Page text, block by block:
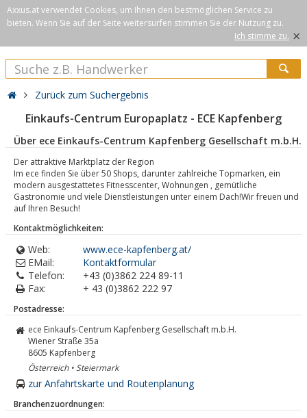
Axxus.at verwendet Cookies, um Ihnen den bestmöglichen Service zu
bieten. Wenn Sie auf der Seite weitersurfen stimmen Sie der Nutzung zu.
Ich stimme zu. ×
Zurück zum Suchergebnis
Einkaufs-Centrum Europaplatz - ECE Kapfenberg
Über ece Einkaufs-Centrum Kapfenberg Gesellschaft m.b.H.
Der attraktive Marktplatz der Region
Im ece finden Sie über 50 Shops, darunter zahlreiche Topmarken, ein
modern ausgestattetes Fitnesscenter, Wohnungen , gemütliche
Gastronomie und viele Dienstleistungen unter einem Dach!Wir freuen und
auf Ihren Besuch!
Kontaktmöglichkeiten:
Web:
www.ece-kapfenberg.at/
EMail:
Kontaktformular
Telefon:
+43 (0)3862 224 89-11
Fax:
+ 43 (0)3862 222 97
Postadresse:
ece Einkaufs-Centrum Kapfenberg Gesellschaft m.b.H.
Wiener Straße 35a
8605 Kapfenberg
Österreich • Steiermark
zur Anfahrtskarte und Routenplanung
Branchenzuordnungen: